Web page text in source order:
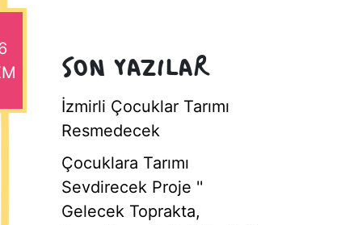
SON YAZILAR
İzmirli Çocuklar Tarımı
Resmedecek
Çocuklara Tarımı
Sevdirecek Proje ''
Gelecek Toprakta,